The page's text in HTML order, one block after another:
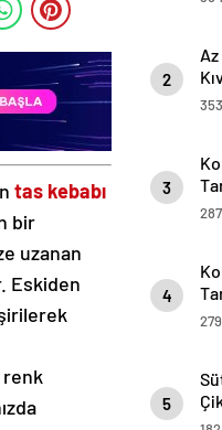
tas kebabı
bir
uzanan
Eskiden
renk
2
3
4
5